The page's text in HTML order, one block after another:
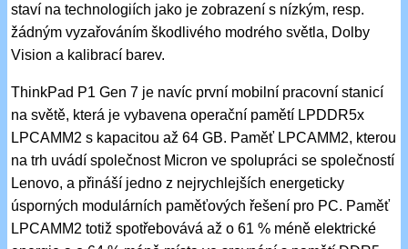
staví na technologiích jako je zobrazení s nízkým, resp.
žádným vyzařováním škodlivého modrého světla, Dolby
Vision a kalibrací barev.
ThinkPad P1 Gen 7 je navíc první mobilní pracovní stanicí
na světě, která je vybavena operační pamětí LPDDR5x
LPCAMM2 s kapacitou až 64 GB. Paměť LPCAMM2, kterou
na trh uvádí společnost Micron ve spolupráci se společností
Lenovo, a přináší jedno z nejrychlejších energeticky
úsporných modulárních paměťových řešení pro PC. Paměť
LPCAMM2 totiž spotřebovává až o 61 % méně elektrické